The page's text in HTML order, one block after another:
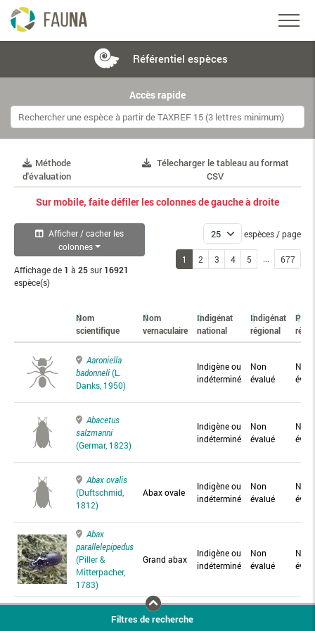
Référentiel espèces
Accès rapide
Méthode
d'évaluation
Télecharger le tableau au format
CSV
Sur mobile, faite défiler les colonnes de gauche à droite
Afficher / cacher les
colonnes
Affichage de 1 à 25sur 16921
espèce(s)
espèces / page
1 2 3 4 5 ... 677
Nom
scientifique
Nom
vernaculaire
Indigénat
national
Indigénat
régional
Aaroniella
badonneli(L.
Danks, 1950)
Indigène ou
indéterminé
Non
évalué
Non
Abacetus
salzmanni
(Germar, 1823)
Indigène ou
indéterminé
Non
évalué
Non
Abax ovalis
(Duftschmid,
1812)
Abax ovale
Indigène ou
indéterminé
Non
évalué
Non
Abax
parallelepipedus
(Piller &
Mitterpacher,
1783)
Grand abax
Indigène ou
indéterminé
Non
évalué
Non
Abax
Abax
Filtres de recherche